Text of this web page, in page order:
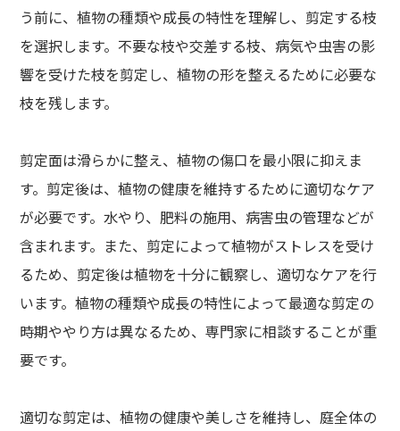
う前に、植物の種類や成長の特性を理解し、剪定する枝
を選択します。不要な枝や交差する枝、病気や虫害の影
響を受けた枝を剪定し、植物の形を整えるために必要な
枝を残します。
剪定面は滑らかに整え、植物の傷口を最小限に抑えま
す。剪定後は、植物の健康を維持するために適切なケア
が必要です。水やり、肥料の施用、病害虫の管理などが
含まれます。また、剪定によって植物がストレスを受け
るため、剪定後は植物を十分に観察し、適切なケアを行
います。植物の種類や成長の特性によって最適な剪定の
時期ややり方は異なるため、専門家に相談することが重
要です。
適切な剪定は、植物の健康や美しさを維持し、庭全体の